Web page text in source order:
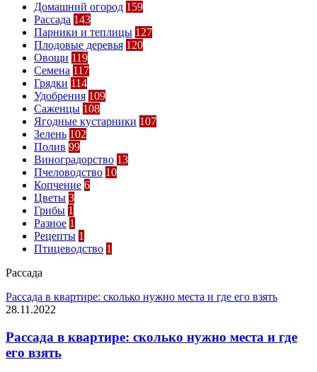
Домашний огород 159
Рассада 143
Парники и теплицы 127
Плодовые деревья 120
Овощи 119
Семена 117
Грядки 114
Удобрения 109
Саженцы 108
Ягодные кустарники 107
Зелень 102
Полив 99
Виноградорство 13
Пчеловодство 10
Копчение 6
Цветы 3
Грибы 1
Разное 1
Рецепты 1
Птицеводство 1
Рассада
Рассада в квартире: сколько нужно места и где его взять
28.11.2022
Рассада в квартире: сколько нужно места и где
его взять